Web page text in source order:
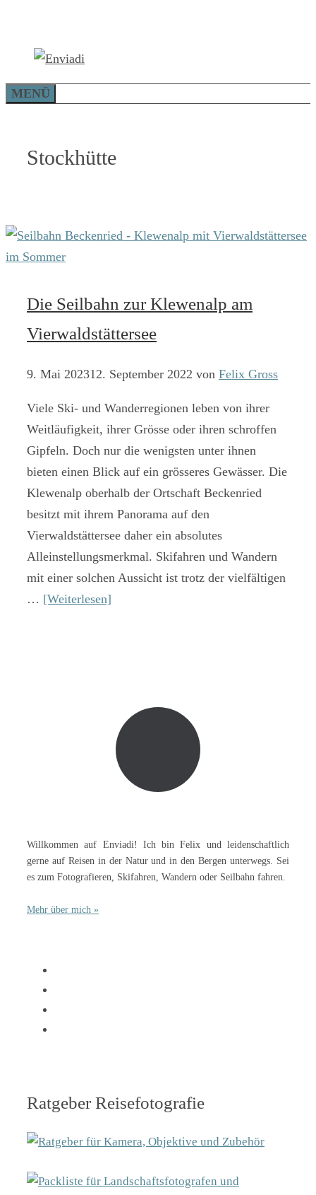
springen
MENÜ
Stockhütte
Die Seilbahn zur Klewenalp am
Vierwaldstättersee
9. Mai 202312. September 2022 von Felix Gross
Viele Ski- und Wanderregionen leben von ihrer
Weitläufigkeit, ihrer Grösse oder ihren schroffen
Gipfeln. Doch nur die wenigsten unter ihnen
bieten einen Blick auf ein grösseres Gewässer. Die
Klewenalp oberhalb der Ortschaft Beckenried
besitzt mit ihrem Panorama auf den
Vierwaldstättersee daher ein absolutes
Alleinstellungsmerkmal. Skifahren und Wandern
mit einer solchen Aussicht ist trotz der vielfältigen
… [Weiterlesen]
Willkommen auf Enviadi! Ich bin Felix und leidenschaftlich
gerne auf Reisen in der Natur und in den Bergen unterwegs. Sei
es zum Fotografieren, Skifahren, Wandern oder Seilbahn fahren.
Mehr über mich »
Ratgeber Reisefotografie